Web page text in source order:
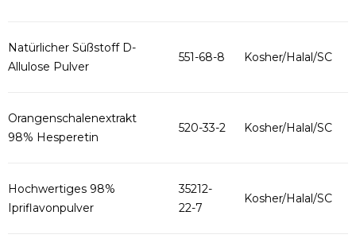
Natürlicher Süßstoff D-
Allulose Pulver
551-68-8 Kosher/Halal/SC
Orangenschalenextrakt
98% Hesperetin
520-33-2 Kosher/Halal/SC
Hochwertiges 98%
Ipriflavonpulver
35212-
22-7
Kosher/Halal/SC